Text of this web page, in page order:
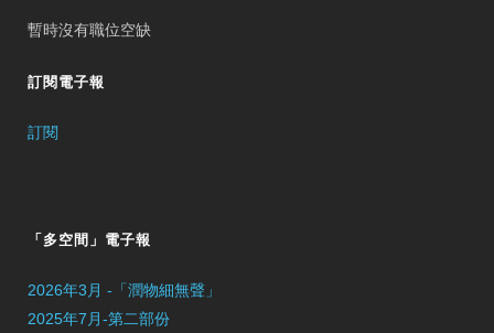
暫時沒有職位空缺
訂閱電子報
訂閱
「多空間」電子報
2026年3月 -「潤物細無聲」
2025年7月-第二部份